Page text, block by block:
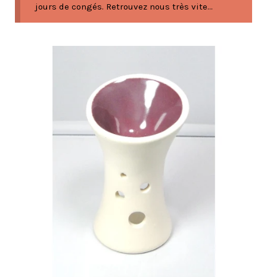
jours de congés. Retrouvez nous très vite...